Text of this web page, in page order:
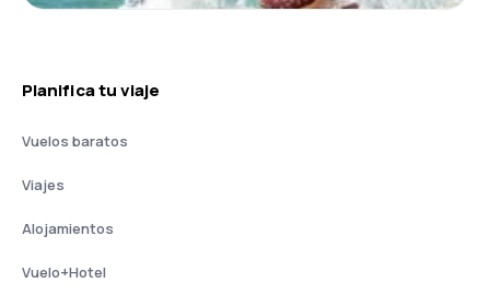
Planifica tu viaje
Vuelos baratos
Viajes
Alojamientos
Vuelo+Hotel